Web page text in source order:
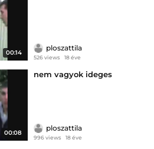
00:14
ploszattila
526 views 18 éve
00:08
nem vagyok ideges
ploszattila
996 views 18 éve